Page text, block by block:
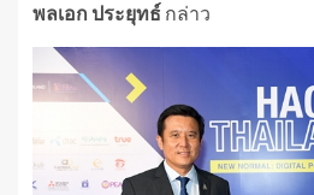
พลเอก ประยุทธ์ กล่าว